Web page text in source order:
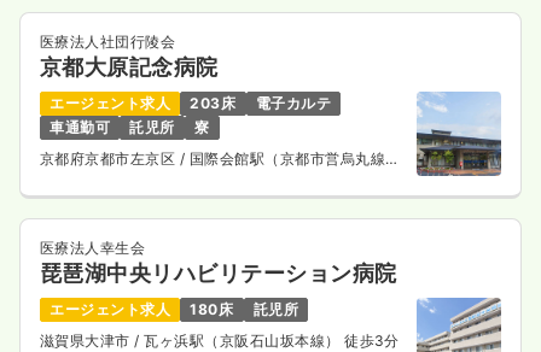
外来正看護師
日勤のみ（常勤） 一時募集休止
時間
8:45～17:00
4週8休以上
ブランク可
気になる
医療法人社団行陵会
京都大原記念病院
エージェント求人 203床
電子カルテ
車通勤可
託児所
寮
京都府京都市左京区 / 国際会館駅（京都市営烏丸線）
医療法人幸生会
琵琶湖中央リハビリテーション病院
エージェント求人 180床
託児所
滋賀県大津市/ 瓦ヶ浜駅（京阪石山坂本線） 徒歩3分